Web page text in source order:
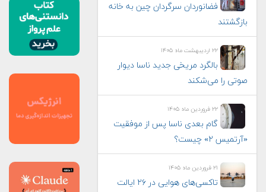
فضانوردان سرگردان چین به خانه
بازگشتند
۲۲ اردیبهشت ماه ۱۴۰۵
بالگرد مریخی جدید ناسا دیوار
صوتی را می‌شکند
۲۲ فروردین ماه ۱۴۰۵
گام بعدی ناسا پس از موفقیت
«آرتمیس ۲» چیست؟
۲۱ فروردین ماه ۱۴۰۵
تاکسی‌های هوایی در ۲۶ ایالت